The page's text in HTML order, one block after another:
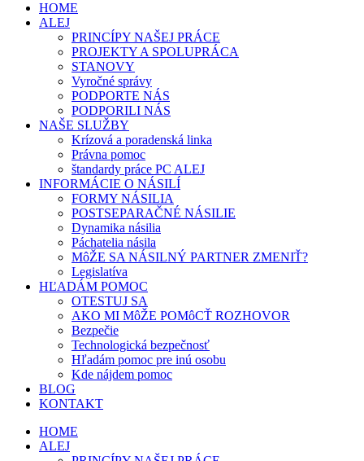
HOME
ALEJ
PRINCÍPY NAŠEJ PRÁCE
PROJEKTY A SPOLUPRÁCA
STANOVY
Vyročné správy
PODPORTE NÁS
PODPORILI NÁS
NAŠE SLUŽBY
Krízová a poradenská linka
Právna pomoc
štandardy práce PC ALEJ
INFORMÁCIE O NÁSILÍ
FORMY NÁSILIA
POSTSEPARAČNÉ NÁSILIE
Dynamika násilia
Páchatelia násila
MôŽE SA NÁSILNÝ PARTNER ZMENIŤ?
Legislatíva
HĽADÁM POMOC
OTESTUJ SA
AKO MI MôŽE POMôCŤ ROZHOVOR
Bezpečie
Technologická bezpečnosť
Hľadám pomoc pre inú osobu
Kde nájdem pomoc
BLOG
KONTAKT
HOME
ALEJ